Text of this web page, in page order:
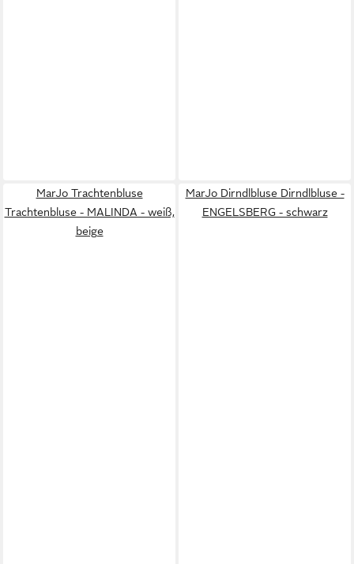
MarJo Trachtenbluse
Trachtenbluse - MALINDA - weiß,
beige
MarJo Dirndlbluse Dirndlbluse -
ENGELSBERG - schwarz